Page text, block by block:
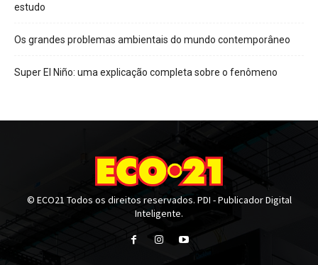
estudo
Os grandes problemas ambientais do mundo contemporâneo
Super El Niño: uma explicação completa sobre o fenômeno
© ECO21 Todos os direitos reservados. PDI - Publicador Digital
Inteligente.